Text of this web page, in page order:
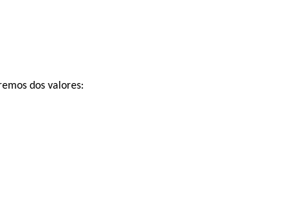
dos valores: